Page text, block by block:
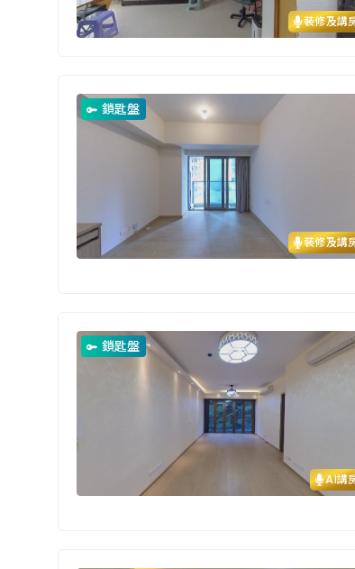
裝修及講
裝修及講
鎖匙盤
AI講
鎖匙盤